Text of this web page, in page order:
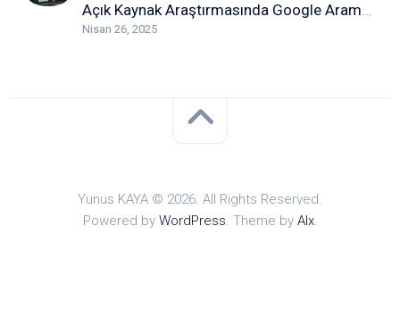
Açık Kaynak Araştırmasında Google Arama Yöntemleri: Detaylı Rehber
Nisan 26, 2025
Yunus KAYA © 2026. All Rights Reserved.
Powered by WordPress. Theme by Alx.